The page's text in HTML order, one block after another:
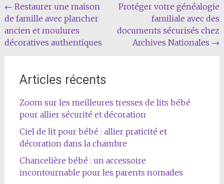
Navigation
de
l'article
← Restaurer une maison
de famille avec plancher
ancien et moulures
décoratives authentiques
Protéger votre généalogie
familiale avec des
documents sécurisés chez
Archives Nationales →
Articles récents
Zoom sur les meilleures tresses de lits bébé
pour allier sécurité et décoration
Ciel de lit pour bébé : allier praticité et
décoration dans la chambre
Chancelière bébé : un accessoire
incontournable pour les parents nomades